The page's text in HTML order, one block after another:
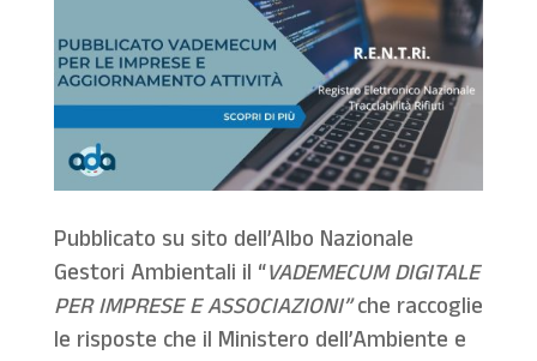
Pubblicato su sito dell’Albo Nazionale
Gestori Ambientali il “VADEMECUM DIGITALE
PER IMPRESE E ASSOCIAZIONI”che raccoglie
le risposte che il Ministero dell’Ambiente e